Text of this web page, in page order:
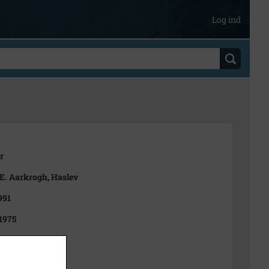
Log ind
Aarkrogh, Haslev